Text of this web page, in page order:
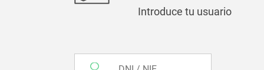
Introduce tu usuario